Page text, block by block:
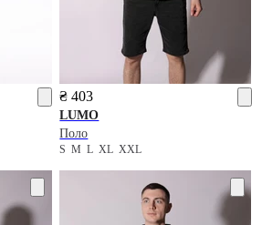
₴ 403
LUMO
Поло
SMLXLXXL